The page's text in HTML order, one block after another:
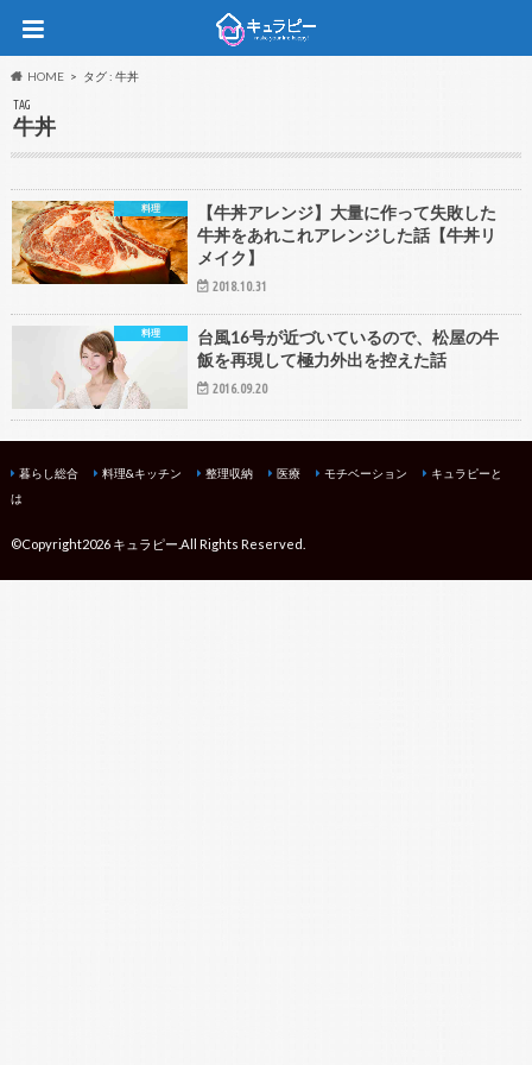
HOME タグ : 牛丼
TAG
牛丼
料理
【牛丼アレンジ】大量に作って失敗した
牛丼をあれこれアレンジした話【牛丼リ
メイク】
2018.10.31
料理
台風16号が近づいているので、松屋の牛
飯を再現して極力外出を控えた話
2016.09.20
暮らし総合 料理&キッチン 整理収納 医療 モチベーション
キュラピーと
は
©Copyright2026 キュラピー .All Rights Reserved.